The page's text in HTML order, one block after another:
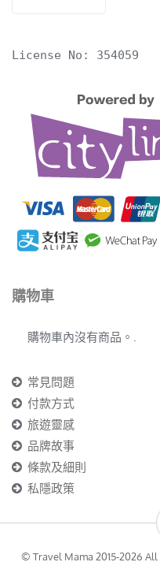
English
License No: 354059
購物車
購物車內沒有商品。.
常見問題
付款方式
旅遊靈感
品牌故事
條款及細則
私隱政策
© Travel Mama 2015-2026